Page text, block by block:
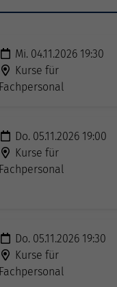
Mi. 04.11.2026 19:30
Kurse für
Fachpersonal
Do. 05.11.2026 19:00
Kurse für
Fachpersonal
Do. 05.11.2026 19:30
Kurse für
Fachpersonal